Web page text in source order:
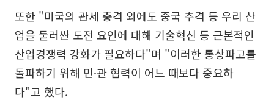
또한 "미국의 관세 충격 외에도 중국 추격 등 우리 산
업을 둘러싼 도전 요인에 대해 기술혁신 등 근본적인
산업경쟁력 강화가 필요하다"며 "이러한 통상파고를
돌파하기 위해 민·관 협력이 어느 때보다 중요하
다"고 했다.